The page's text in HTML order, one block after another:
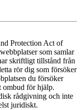
Protection Act of
som samlar
skriftligt tillstånd från
rör dig som försöker
du försöker
ombud för hjälp.
rådgivning och inte
juridiskt.